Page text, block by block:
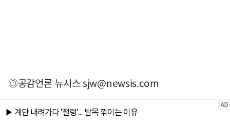
◎공감언론 뉴시스sjw@newsis.com